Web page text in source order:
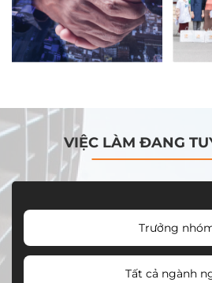
VIỆC LÀM ĐANG
Trưởng
Tất cả ngành